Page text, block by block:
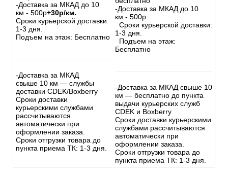
-Доставка за МКАД до 10
км - 500р+30р/км.
Сроки курьерской доставки:
1-3 дня.
Подъем на этаж: Бесплатно
-Доставка за МКАД
свыше 10 км — службы
доставки CDEK/Boxberry
Сроки доставки
курьерскими службами
рассчитываются
автоматически при
оформлении заказа.
Сроки отгрузки товара до
пункта приема ТК: 1-3 дня.
-Доставка за МКАД до 10
км - 500р.
Сроки курьерской доставки:
1-3 дня.
Подъем на этаж:
Бесплатно
-Доставка за МКАД свыше 10
км — бесплатно до пункта
выдачи курьерских служб
CDEK и Boxberry
Сроки доставки курьерскими
службами рассчитываются
автоматически при
оформлении заказа.
Сроки отгрузки товара до
пункта приема ТК: 1-3 дня.